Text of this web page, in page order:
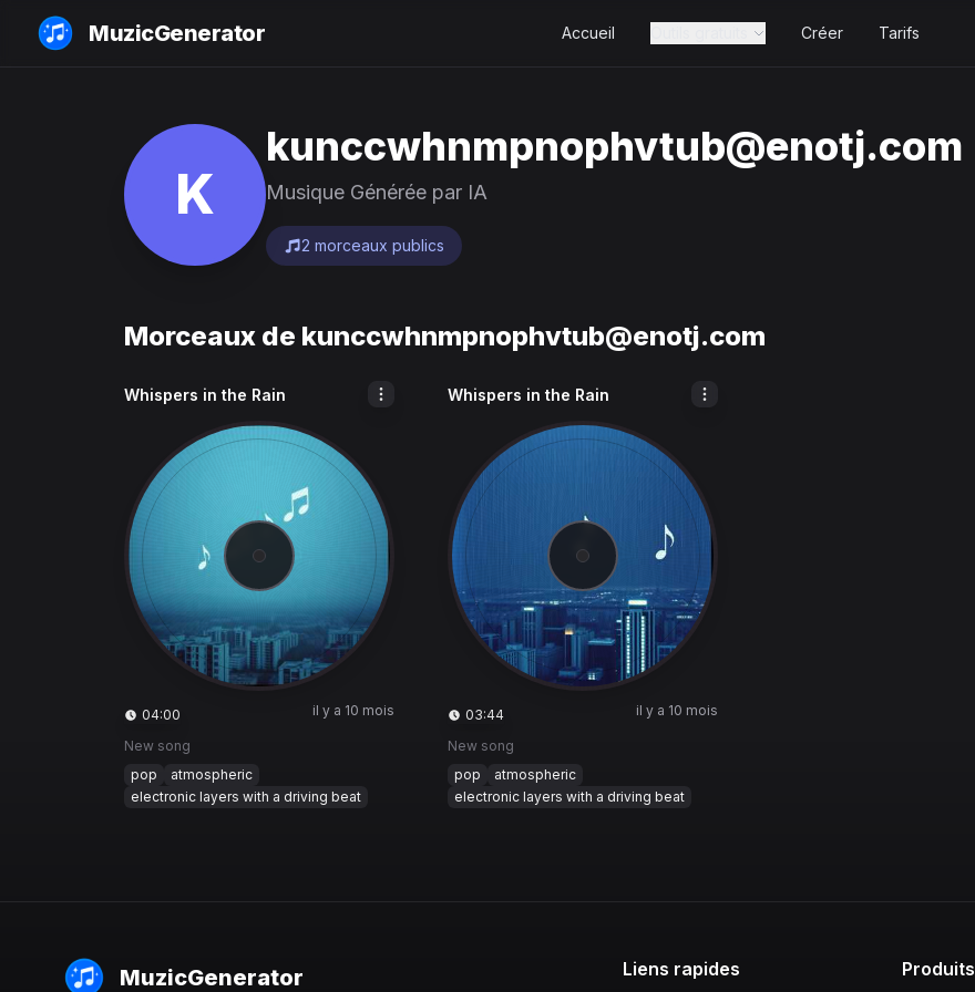
MuzicGenerator Accueil Créer Tarifs
K
kunccwhnmpnophvtub@enotj.com
Musique Générée par IA
2 morceaux publics
Morceaux de kunccwhnmpnophvtub@enotj.com
Whispers in the Rain
04:00 il y a 10 mois
New song
pop
atmospheric
electronic layers with a driving beat
Whispers in the Rain
03:44 il y a 10 mois
New song
pop
atmospheric
electronic layers with a driving beat
MuzicGenerator Liens rapides Produits